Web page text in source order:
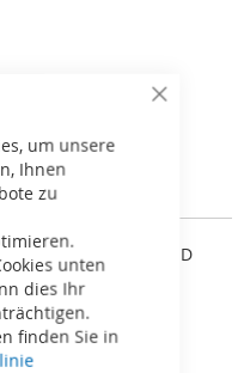
Close
um unsere
Ihnen
zu
unten
dies Ihr
finden Sie in
Kabel
LED-Lampe SEAMAID